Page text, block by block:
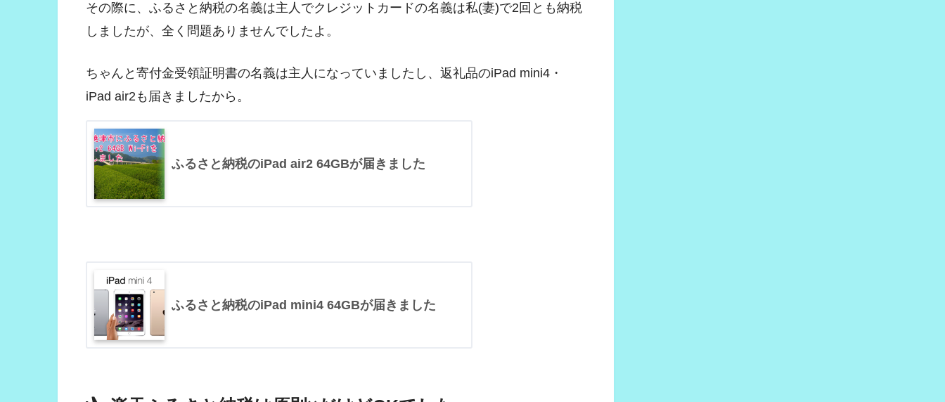
その際に、ふるさと納税の名義は主人でクレジットカードの名義は私(妻)で2回とも納税
しましたが、全く問題ありませんでしたよ。
ちゃんと寄付金受領証明書の名義は主人になっていましたし、返礼品のiPad mini4・
iPad air2も届きましたから。
ふるさと納税のiPad air2 64GBが届きました
ふるさと納税のiPad mini4 64GBが届きました